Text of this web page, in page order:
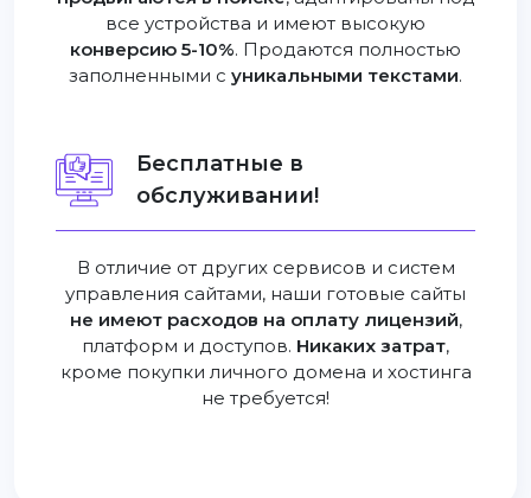
все устройства и имеют высокую
конверсию 5-10%. Продаются полностью
заполненными с уникальными текстами.
Бесплатные в
обслуживании!
В отличие от других сервисов и систем
управления сайтами, наши готовые сайты
не имеют расходов на оплату лицензий,
платформ и доступов. Никаких затрат,
кроме покупки личного домена и хостинга
не требуется!